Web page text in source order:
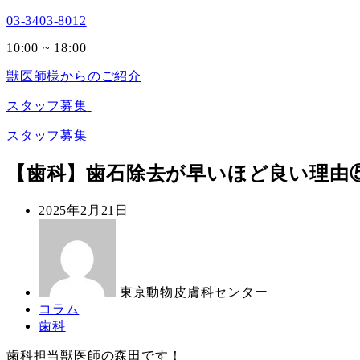
03-3403-8012
10:00 ~ 18:00
獣医師様からのご紹介
スタッフ募集
スタッフ募集
【歯科】歯石除去が早いほど良い理
投
2025年2月21日
東京動物皮膚科センター
カ
テ
コラム
カ
歯科
歯科担当獣医師の森田です！